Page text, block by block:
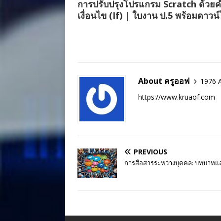
การปรับปรุงโปรแกรม Scratch ด้วย
เงื่อนไข (If) | ใบงาน ป.5 พร้อมดาว
About ครูออฟ
1976
https://www.kruaof.com
PREVIOUS
การสื่อสารระหว่างบุคคล: บทบาท